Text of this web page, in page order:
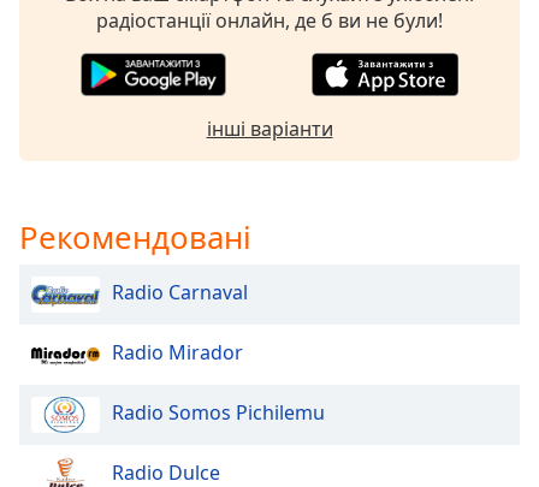
радіостанції онлайн, де б ви не були!
інші варіанти
Рекомендовані
Radio Carnaval
Radio Mirador
Radio Somos Pichilemu
Radio Dulce